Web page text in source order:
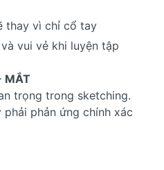
thay vì chỉ cổ tay
vui vẻ khi luyện tập
MẮT
trọng trong sketching.
phản ứng chính xác